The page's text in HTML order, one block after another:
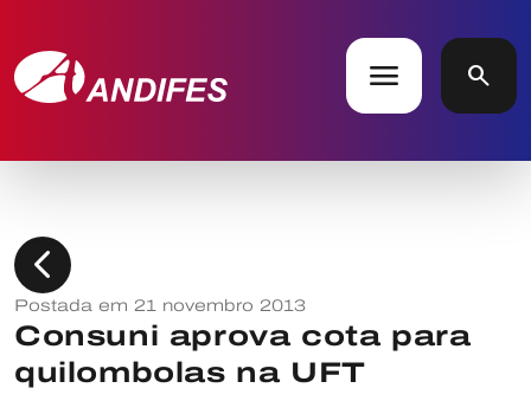
menu search
chevron_left
Postada em 21 novembro 2013
Consuni aprova cota para
quilombolas na UFT